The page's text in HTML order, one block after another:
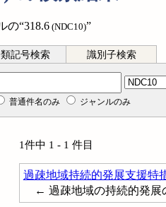
の“318.6 (NDC10)”
記号検索 識別子検索
普通件名のみ ジャンルのみ
1件中 1 - 1 件目
過疎地域持続的発展支援特
← 過疎地域の持続的発展